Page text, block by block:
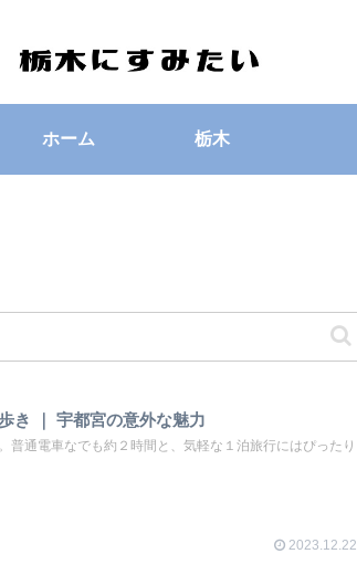
ホーム 栃木
き ｜ 宇都宮の意外な魅力
普通電車なでも約２時間と、気軽な１泊旅行にはぴったり
2023.12.22